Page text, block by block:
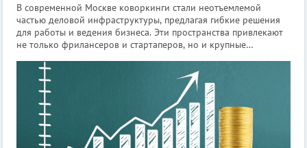
В современной Москве коворкинги стали неотъемлемой
частью деловой инфраструктуры, предлагая гибкие решения
для работы и ведения бизнеса. Эти пространства привлекают
не только фрилансеров и стартаперов, но и крупные
сотрудников. [irp] Рынок коворки